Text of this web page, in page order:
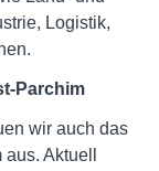
Logistik,
Parchim
wir auch das
Aktuell